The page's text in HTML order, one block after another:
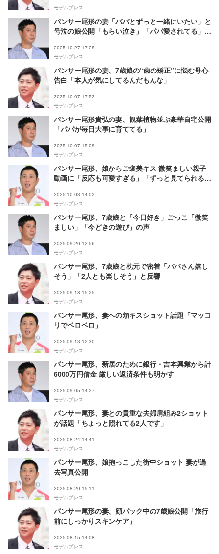
モデルプレス
パンサー尾形の妻「パパとずっと一緒にいたい」と
号泣の娘公開「もらい泣き」「パパ愛されてる」と
2025.10.27 17:28
モデルプレス
パンサー尾形の妻、7歳娘の“歯の矯正”に悩む母心
告白「本人が気にしてるんだもんな」
2025.10.07 17:52
モデルプレス
パンサー尾形貴弘の妻、観葉植物並ぶ豪華自宅公開
「パパが毎日大事に育ててる」
2025.10.07 15:09
モデルプレス
パンサー尾形、娘からご褒美キス 微笑ましい親子
動画に「反応も可愛すぎる」「ずっと見てられる」
2025.10.03 14:02
モデルプレス
パンサー尾形、7歳娘と「今日好き」ごっこ「微笑
ましい」「今どきの遊び」の声
2025.09.20 12:56
モデルプレス
パンサー尾形、7歳娘と枕元で密着「パパさん嬉し
そう」「2人とも楽しそう」と反響
2025.09.18 15:25
モデルプレス
パンサー尾形、妻への頬キスショット話題「マッコ
リでベロベロ」
2025.09.13 12:30
モデルプレス
パンサー尾形、新居のために銀行・吉本興業から計
6000万円借金 厳しい返済条件も明かす
2025.09.05 14:27
モデルプレス
パンサー尾形、妻との貴重な夫婦肩組み2ショット
が話題「ちょっと照れてる2人です」
2025.08.24 14:41
モデルプレス
パンサー尾形、娘抱っこした街中ショット 妻が過
去写真公開
2025.08.20 15:11
モデルプレス
パンサー尾形の妻、顔パック中の7歳娘公開「旅行
前にしっかりスキンケア」
2025.08.15 14:08
モデルプレス